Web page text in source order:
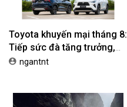
Toyota khuyến mại tháng 8:
Tiếp sức đà tăng trưởng,
tối ưu chi phí mua xe
ngantnt